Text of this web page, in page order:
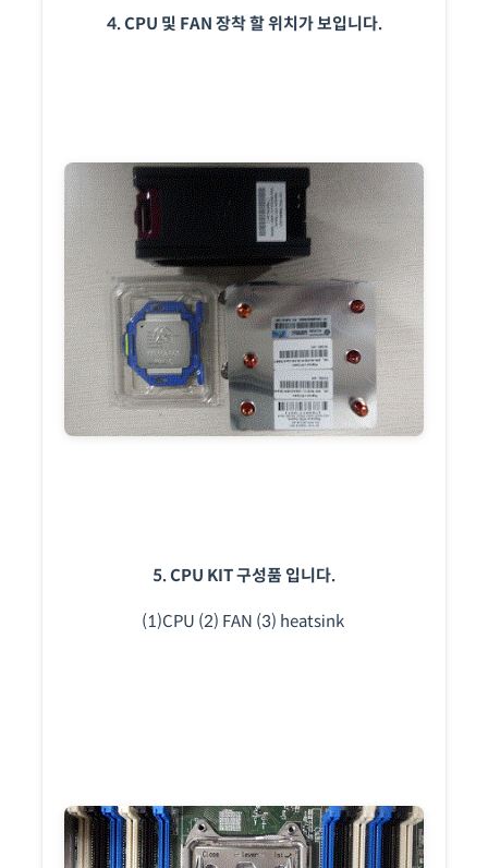
4. CPU 및 FAN 장착 할 위치가 보입니다.
5. CPU KIT 구성품 입니다.
(1)CPU (2) FAN (3) heatsink